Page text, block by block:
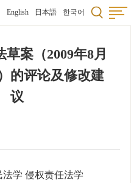
English 日本語 한국어
案（2009年8月
的评论及修改建
议
法学 侵权责任法学